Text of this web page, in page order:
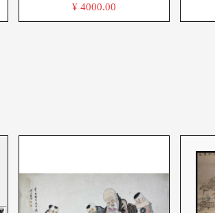
¥ 4000.00